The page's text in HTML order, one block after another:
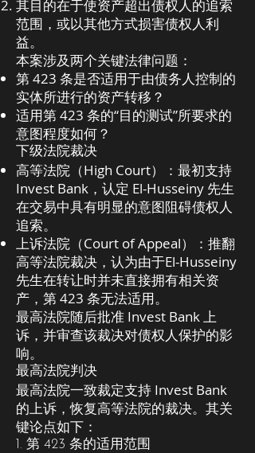
其目的在于使资产超出债权人的追索
范围，或以其他方式损害债权人利
益。
本案涉及两个关键法律问题：
第 423 条是否适用于由债务人控制的
实体所进行的资产转移？
适用第 423 条的“目的测试”所要求的
意图程度如何？
下级法院裁决
高等法院（High Court）：最初支持
Invest Bank，认定 El-Husseiny 先生
在交易中具有明显的意图阻碍债权人
追索。
上诉法院（Court of Appeal）：推翻
高等法院裁决，认为由于El-Husseiny
先生在转让时并未直接拥有相关资
产，第 423 条无法适用。
最高法院随后批准 Invest Bank 上
诉，并审查该裁决对债权人保护的影
响。
最高法院判决
最高法院一致裁定支持 Invest Bank
的上诉，恢复高等法院的裁决。其关
键论点如下：
1. 第 423 条的适用范围